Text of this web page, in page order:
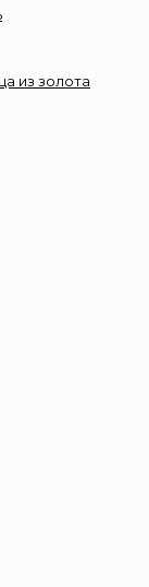
из золота